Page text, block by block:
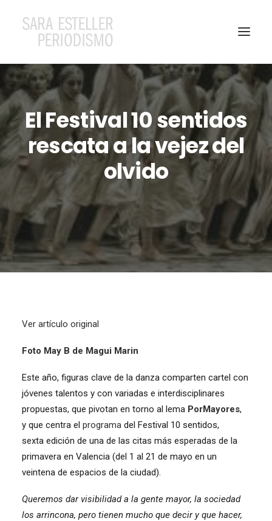
Search
El Festival 10 sentidos
rescata a la vejez del
olvido
Ver artículo original
Foto May B de Magui Marin
Este año, figuras clave de la danza comparten cartel con
jóvenes talentos y con variadas e interdisciplinares
propuestas, que pivotan en torno al lema PorMayores,
y que centra el programa del Festival 10 sentidos,
sexta edición de una de las citas más esperadas de la
primavera en Valencia (del 1 al 21 de mayo en un
veintena de espacios de la ciudad).
Queremos dar visibilidad a la gente mayor, la sociedad
los arrincona, pero tienen mucho que decir y que hacer,